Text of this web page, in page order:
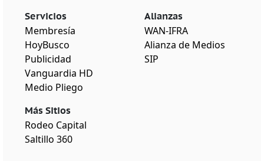
Servicios
Membresía
HoyBusco
Publicidad
Vanguardia HD
Medio Pliego
Más Sitios
Rodeo Capital
Saltillo 360
Alianzas
WAN-IFRA
Alianza de Medios
SIP